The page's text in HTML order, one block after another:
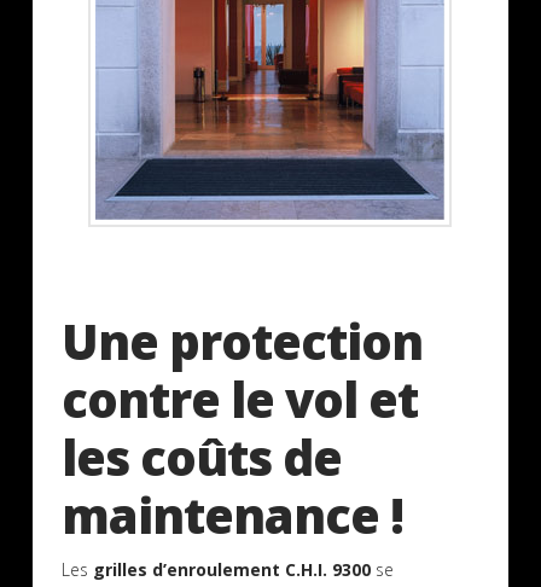
Une protection
contre le vol et
les coûts de
maintenance !
Les grilles d’enroulement C.H.I. 9300se